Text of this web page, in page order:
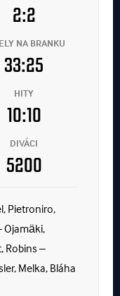
2:2
NA BRANKU
33:25
HITY
10:10
DIVÁCI
5200
Pietroniro,
Ojamäki,
Robins –
Melka, Bláha